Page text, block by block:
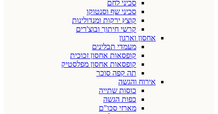
סכיני לחם
סכיני שף וסנטוקו
קוצץ ירקות ומנדולינות
קרשי חיתוך ובוצ'רים
אחסון וארגון
מעמדי תבלינים
קופסאות אחסון זכוכית
קופסאות אחסון מפלסטיק
תה קפה סוכר
אירוח והגשה
כוסות שתייה
כפות הגשה
מארזי סכו"ם